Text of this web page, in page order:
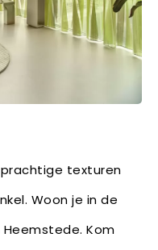
texturen
Woon je in de
Kom